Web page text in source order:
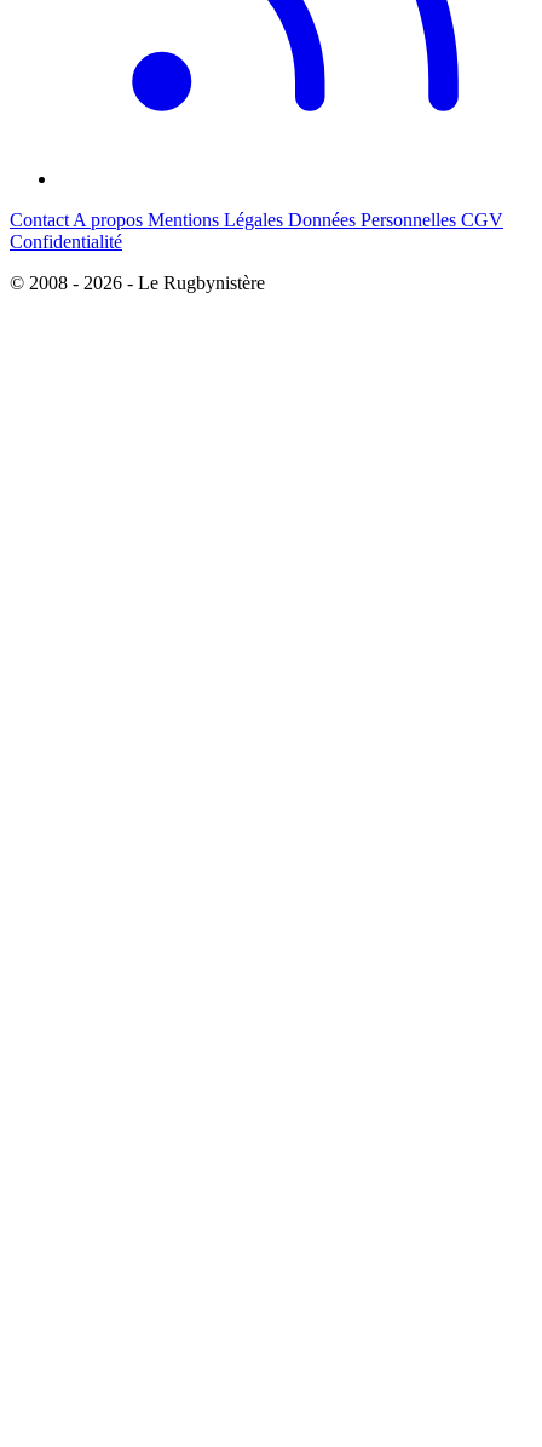
Contact A propos Mentions Légales Données Personnelles CGV
Confidentialité
© 2008 - 2026 - Le Rugbynistère